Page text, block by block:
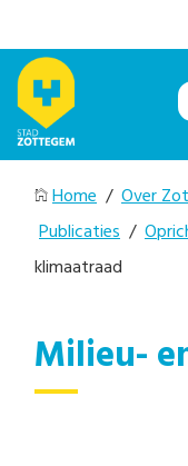
Home / Over
Publicaties /
klimaatraad
Milieu-